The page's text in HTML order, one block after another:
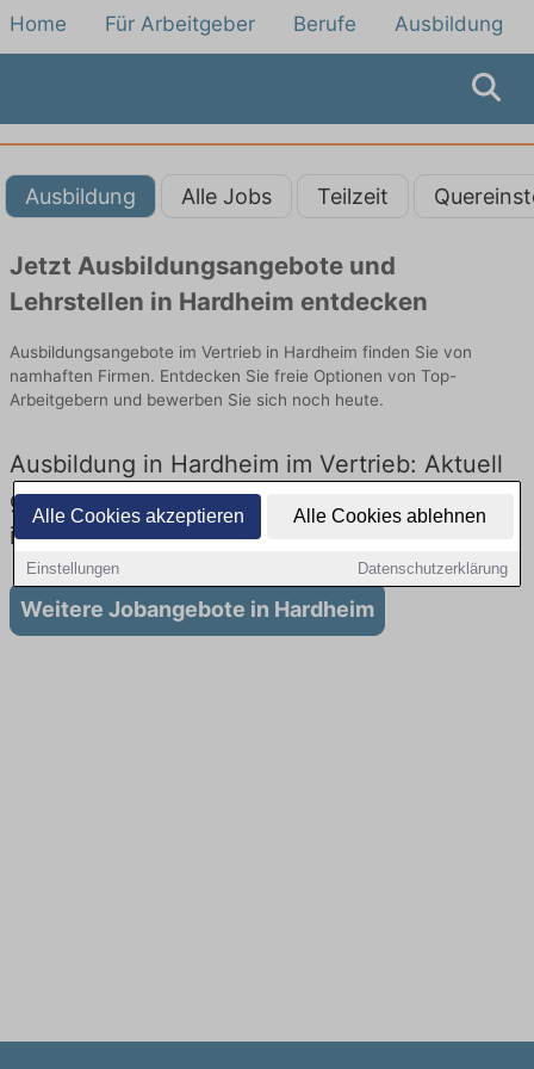
Alle Cookies akzeptieren Alle Cookies ablehnen
Einstellungen Datenschutzerklärung
Home Für Arbeitgeber Berufe Ausbildung
Ausbildung Alle Jobs Teilzeit
Jetzt Ausbildungsangebote und
Lehrstellen in Hardheim entdecken
Ausbildungsangebote im Vertrieb in Hardheim finden Sie von
namhaften Firmen. Entdecken Sie freie Optionen von Top-
Arbeitgebern und bewerben Sie sich noch heute.
Ausbildung in Hardheim im Vertrieb: Aktuell
gibt es keine Stellenangebote für Ausbildung
in Hardheim
Weitere Jobangebote in Hardheim